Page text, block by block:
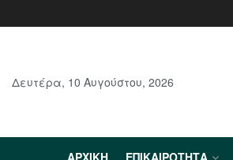
Δευτέρα, 10 Αυγούστου, 2026
ΑΡΧΙΚΉ ΕΠΙΚΑΙΡΌΤΗΤΑ